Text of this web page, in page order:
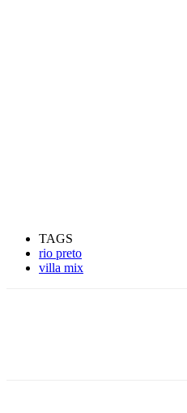
TAGS
rio preto
villa mix